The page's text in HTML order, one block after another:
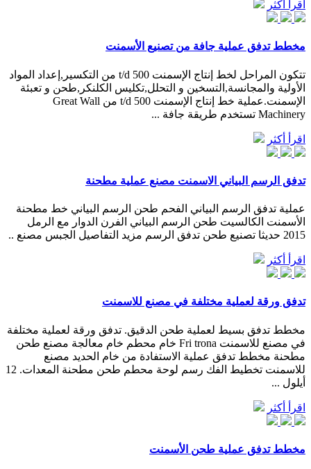
اقرأ أكثر
مخطط تدفق عملية جافة من تصنيع الأسمنت
تتكون المراحل لخط إنتاج الإسمنت 500 t/d من التكسير,إعداد المواد
الأولية والمجانسة,التسخين و التحلل,تكليس الكلنكر,طحن و تعبئة
الإسمنت.عملية خط إنتاج الإسمنت 500 t/d من Great Wall
Machinery تستخدم طريقة جافة ...
اقرأ أكثر
تدفق الرسم البياني الاسمنت مصنع عملية مطحنة
عملية تدفق الرسم البياني الفحم طحن الرسم البياني خط مطحنة
الأسمنت الكالسيت طحن الرسم البياني الفرن الدوار مع الرمل
2015 حديثا تصنيع طحن تدفق الرسم مزيد التفاصيل الجبس مصنع ..
اقرأ أكثر
تدفق ورقة لعملية مختلفة في مصنع للاسمنت
مخطط تدفق بسيط لعملية طحن الدقيق. تدفق ورقة لعملية مختلفة
في مصنع للاسمنت Fri trona خام محطم خام معالجة مصنع طحن
مطحنة مخطط تدفق عملية الاستفادة من خام الحديد مصنع
للاسمنت تخطيط الفك رسم لوحة محطم طحن مطحنة المعدات. 12
أيلول ...
اقرأ أكثر
مخطط تدفق عملية طحن الأسمنت